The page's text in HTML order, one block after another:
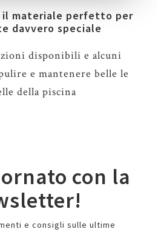
il materiale perfetto per
davvero speciale
disponibili e alcuni
e mantenere belle le
della piscina
con la
e consigli sulle ultime